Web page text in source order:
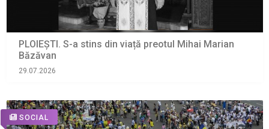
PLOIEȘTI. S-a stins din viață preotul Mihai Marian
Băzăvan
29.07.2026
SOCIAL